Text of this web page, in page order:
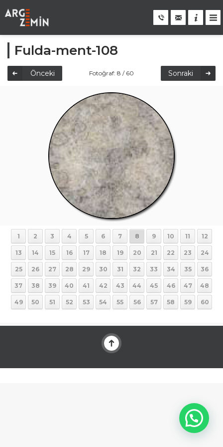
Fulda-ment-108
Önceki Fotoğraf: 8 / 60 Sonraki
1 2 3 4 5 6 7 8 9 10 11 12
13 14 15 16 17 18 19 20 21 22 23 24
25 26 27 28 29 30 31 32 33 34 35 36
37 38 39 40 41 42 43 44 45 46 47 48
49 50 51 52 53 54 55 56 57 58 59 60